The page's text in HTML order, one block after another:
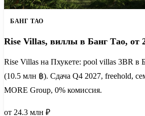
БАНГ ТАО
Rise Villas, виллы в Банг Тао, от
Rise Villas на Пхукете: pool villas 3BR в
(10.5 млн ฿). Сдача Q4 2027, freehold,
MORE Group, 0% комиссия.
от 24.3 млн ₽